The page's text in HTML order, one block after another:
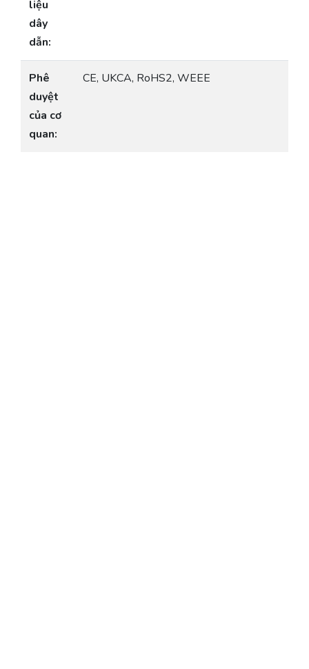
liệu
dây
dẫn:
Phê
duyệt
của cơ
quan:
CE, UKCA, RoHS2, WEEE